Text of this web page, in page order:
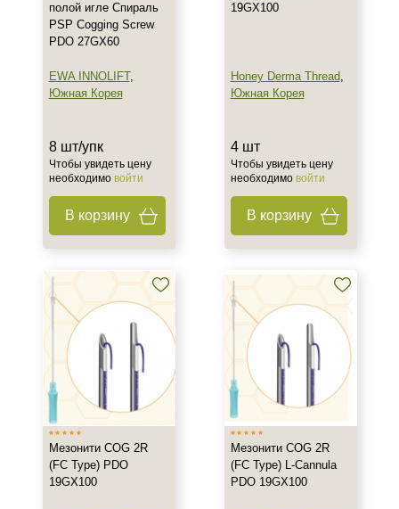
полой игле Спираль
PSP Cogging Screw
PDO 27GX60
EWA INNOLIFT,
Южная Корея
8 шт/упк
Чтобы увидеть цену
необходимо войти
В корзину
19GX100
Honey Derma Thread,
Южная Корея
4 шт
Чтобы увидеть цену
необходимо войти
В корзину
Мезонити COG 2R
(FC Type) PDO
19GX100
Мезонити COG 2R
(FC Type) L-Cannula
PDO 19GX100